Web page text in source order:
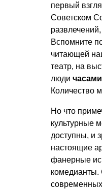
первый
Советском
Вспомните
читающей
театр, на
люди
Количество
Но что
культурные
доступны, и
настоящие
фанерные
комедианты.